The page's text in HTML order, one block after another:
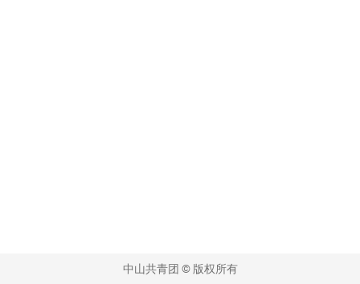
中山共青团 © 版权所有